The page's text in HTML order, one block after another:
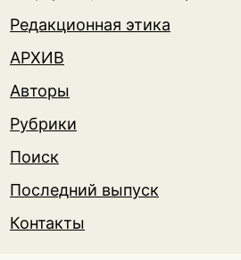
Редакционная этика
АРХИВ
Авторы
Рубрики
Поиск
Последний выпуск
Контакты